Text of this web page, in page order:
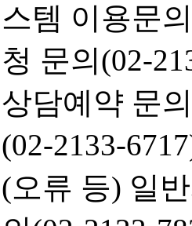
템 이용문
문의(02-
담예약 문
2133-
류 등) 일